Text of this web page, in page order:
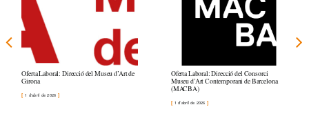
Oferta Laboral: Direcció del Museu d’Art de
Girona
1 d'abril de 2026
Oferta Laboral: Direcció del Consorci
Museu d’Art Contemporani de Barcelona
(MACBA)
1 d'abril de 2026